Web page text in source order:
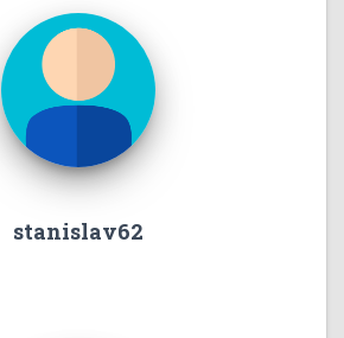
stanislav62